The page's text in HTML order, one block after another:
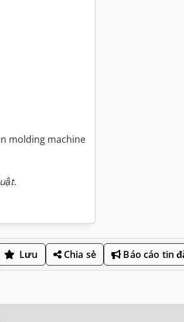
molding machine
Lưu Chia sẻ Báo cáo tin